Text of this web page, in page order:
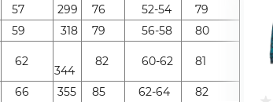
57 299 76 52-54
79
59 318 79 56-58 80
62
344
82 60-62 81
66 355 85 62-64 82